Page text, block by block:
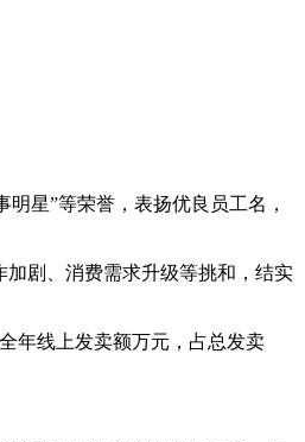
星”等荣誉，表扬优良员工名，
剧、消费需求升级等挑和，结实
年线上发卖额万元，占总发卖